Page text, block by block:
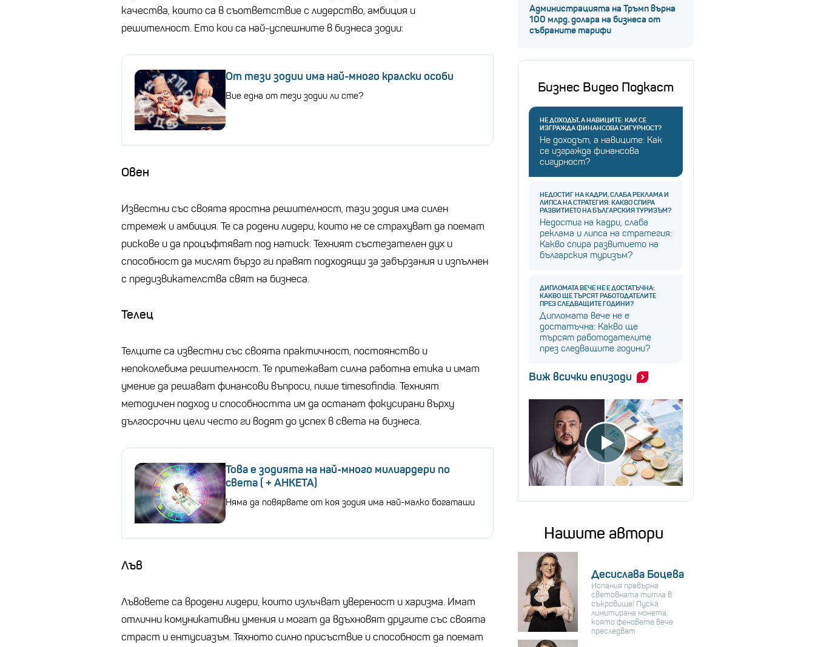
качества, които са в съответствие с лидерство, амбиция и
решителност. Ето кои са най-успешните в бизнеса зодии:
От тези зодии има най-много кралски особи
Вие една от тези зодии ли сте?
Овен
Известни със своята яростна решителност, тази зодия има силен
стремеж и амбиция. Те са родени лидери, които не се страхуват да поемат
рискове и да процъфтяват под натиск. Техният състезателен дух и
способност да мислят бързо ги правят подходящи за забързания и изпълнен
с предизвикателства свят на бизнеса.
Телец
Телците са известни със своята практичност, постоянство и
непоколебима решителност. Те притежават силна работна етика и имат
умение да решават финансови въпроси, пише timesofindia. Техният
методичен подход и способността им да останат фокусирани върху
дългосрочни цели често ги водят до успех в света на бизнеса.
Това е зодията на най-много милиардери по
света ( + АНКЕТА)
Няма да повярвате от коя зодия има най-малко богаташи
Лъв
Лъвовете са вродени лидери, които излъчват увереност и харизма. Имат
отлични комуникативни умения и могат да вдъхновят другите със своята
страст и ентусиазъм. Тяхното силно присъствие и способност да поемат
Администрацията на Тръмп върна
100 млрд. долара на бизнеса от
събраните тарифи
Бизнес Видео Подкаст
НЕ ДОХОДЪТ, А НАВИЦИТЕ: КАК СЕ
ИЗГРАЖДА ФИНАНСОВА СИГУРНОСТ?
Не доходът, а навиците: Как
се изгражда финансова
сигурност?
НЕДОСТИГ НА КАДРИ, СЛАБА РЕКЛАМА И
ЛИПСА НА СТРАТЕГИЯ: КАКВО СПИРА
РАЗВИТИЕТО НА БЪЛГАРСКИЯ ТУРИЗЪМ?
Недостиг на кадри, слаба
реклама и липса на стратегия:
Какво спира развитието на
българския туризъм?
ДИПЛОМАТА ВЕЧЕ НЕ Е ДОСТАТЪЧНА:
КАКВО ЩЕ ТЪРСЯТ РАБОТОДАТЕЛИТЕ
ПРЕЗ СЛЕДВАЩИТЕ ГОДИНИ?
Дипломата вече не е
достатъчна: Какво ще
търсят работодателите
през следващите години?
Виж всички епизоди
Нашите автори
Десислава Боцева
Испания превърна
световната титла в
съкровище! Пуска
лимитирана монета,
която феновете вече
преследват